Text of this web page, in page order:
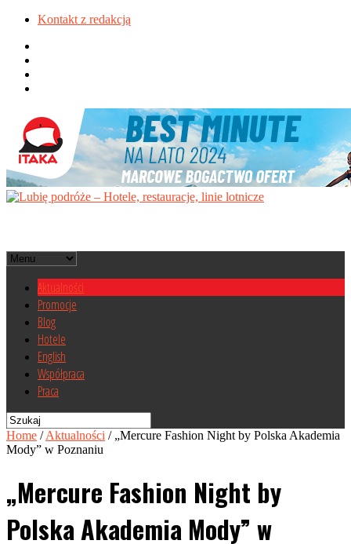
Kontakt z redakcją
Aktualności
Promocje
Blog
Hotele
English
Współpraca
Praca
Home /Aktualności / „Mercure Fashion Night by Polska Akademia
Mody” w Poznaniu
„Mercure Fashion Night by
Polska Akademia Mody” w